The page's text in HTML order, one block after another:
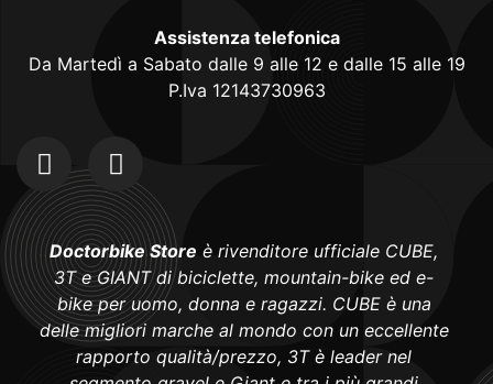
Assistenza telefonica
Da Martedì a Sabato dalle 9 alle 12 e dalle 15 alle 19
P.Iva 12143730963
Doctorbike Store è rivenditore ufficiale CUBE,
3T e GIANT di biciclette, mountain-bike ed e-
bike per uomo, donna e ragazzi. CUBE è una
delle migliori marche al mondo con un eccellente
rapporto qualità/prezzo, 3T è leader nel